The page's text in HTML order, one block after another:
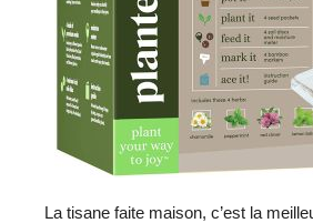
La tisane faite maison, c’est la